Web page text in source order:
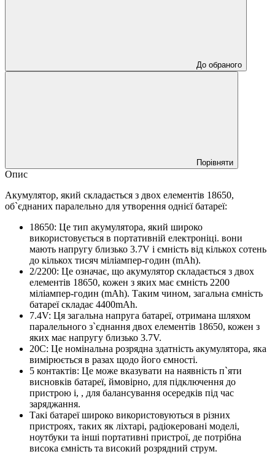
До обраного
Порівняти
Опис
Акумулятор, який складається з двох елементів 18650,
об`єднаних паралельно для утворення однієї батареї:
18650: Це тип акумулятора, який широко
використовується в портативній електроніці. вони
мають напругу близько 3.7V і ємність від кількох сотень
до кількох тисяч міліампер-годин (mAh).
2/2200: Це означає, що акумулятор складається з двох
елементів 18650, кожен з яких має ємність 2200
міліампер-годин (mAh). Таким чином, загальна ємність
батареї складає 4400mAh.
7.4V: Ця загальна напруга батареї, отримана шляхом
паралельного з`єднання двох елементів 18650, кожен з
яких має напругу близько 3.7V.
20C: Це номінальна розрядна здатність акумулятора, яка
вимірюється в разах щодо його ємності.
5 контактів: Це може вказувати на наявність п`яти
висновків батареї, ймовірно, для підключення до
пристрою і, , для балансування осередків під час
заряджання.
Такі батареї широко використовуються в різних
пристроях, таких як ліхтарі, радіокеровані моделі,
ноутбуки та інші портативні пристрої, де потрібна
висока ємність та високий розрядний струм.